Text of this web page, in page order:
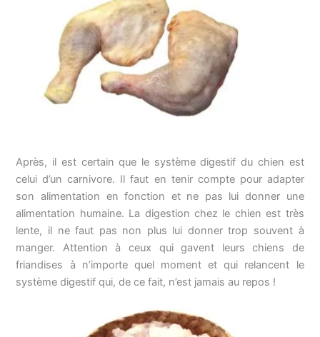
Après, il est certain que le système digestif du chien est
celui d’un carnivore. Il faut en tenir compte pour adapter
son alimentation en fonction et ne pas lui donner une
alimentation humaine. La digestion chez le chien est très
lente, il ne faut pas non plus lui donner trop souvent à
manger. Attention à ceux qui gavent leurs chiens de
friandises à n’importe quel moment et qui relancent le
système digestif qui, de ce fait, n’est jamais au repos !